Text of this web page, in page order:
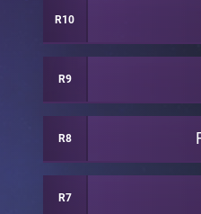
R10
R9
R8
R7